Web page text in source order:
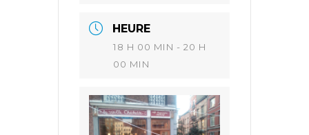
HEURE
18 H 00 MIN - 20 H
00 MIN